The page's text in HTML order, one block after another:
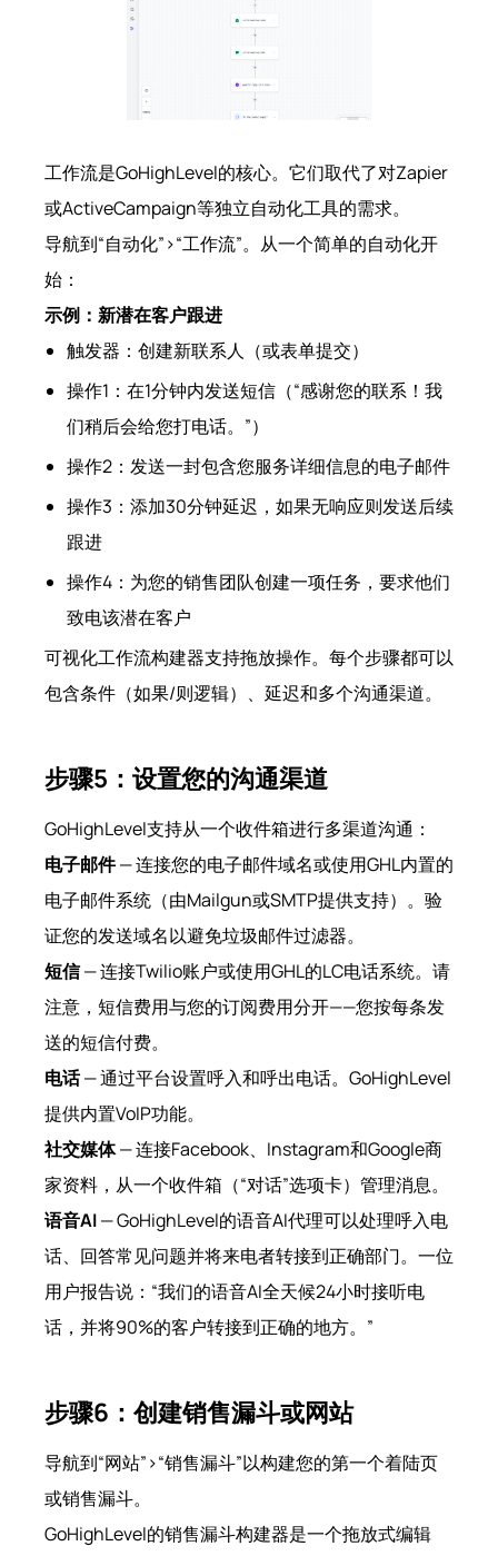
工作流是GoHighLevel的核心。它们取代了对Zapier
或ActiveCampaign等独立自动化工具的需求。
导航到“自动化”>“工作流”。从一个简单的自动化开
始：
示例：新潜在客户跟进
触发器：创建新联系人（或表单提交）
操作1：在1分钟内发送短信（“感谢您的联系！我
们稍后会给您打电话。”）
操作2：发送一封包含您服务详细信息的电子邮件
操作3：添加30分钟延迟，如果无响应则发送后续
跟进
操作4：为您的销售团队创建一项任务，要求他们
致电该潜在客户
可视化工作流构建器支持拖放操作。每个步骤都可以
包含条件（如果/则逻辑）、延迟和多个沟通渠道。
步骤5：设置您的沟通渠道
GoHighLevel支持从一个收件箱进行多渠道沟通：
电子邮件— 连接您的电子邮件域名或使用GHL内置的
电子邮件系统（由Mailgun或SMTP提供支持）。验
证您的发送域名以避免垃圾邮件过滤器。
短信— 连接Twilio账户或使用GHL的LC电话系统。请
注意，短信费用与您的订阅费用分开——您按每条发
送的短信付费。
电话— 通过平台设置呼入和呼出电话。GoHighLevel
提供内置VoIP功能。
社交媒体— 连接Facebook、Instagram和Google商
家资料，从一个收件箱（“对话”选项卡）管理消息。
语音AI— GoHighLevel的语音AI代理可以处理呼入电
话、回答常见问题并将来电者转接到正确部门。一位
用户报告说：“我们的语音AI全天候24小时接听电
话，并将90%的客户转接到正确的地方。”
步骤6：创建销售漏斗或网站
导航到“网站”>“销售漏斗”以构建您的第一个着陆页
或销售漏斗。
GoHighLevel的销售漏斗构建器是一个拖放式编辑